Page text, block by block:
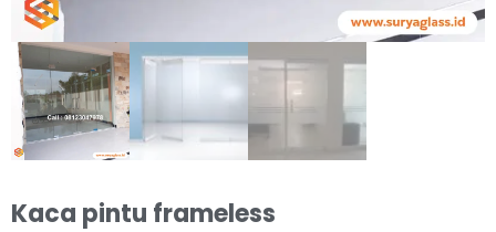
Kaca pintu frameless